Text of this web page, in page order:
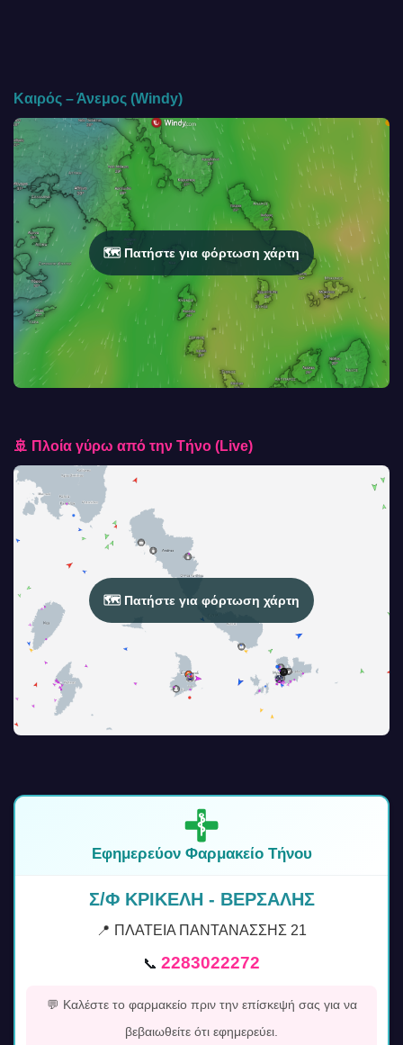
Καιρός – Άνεμος (Windy)
🗺️ Πατήστε για φόρτωση χάρτη
🚢 Πλοία γύρω από την Τήνο (Live)
🗺️ Πατήστε για φόρτωση χάρτη
Εφημερεύον Φαρμακείο Τήνου
Σ/Φ ΚΡΙΚΕΛΗ - ΒΕΡΣΑΛΗΣ
📍 ΠΛΑΤΕΙΑ ΠΑΝΤΑΝΑΣΣΗΣ 21
📞 2283022272
💬 Καλέστε το φαρμακείο πριν την επίσκεψή σας για να
βεβαιωθείτε ότι εφημερεύει.